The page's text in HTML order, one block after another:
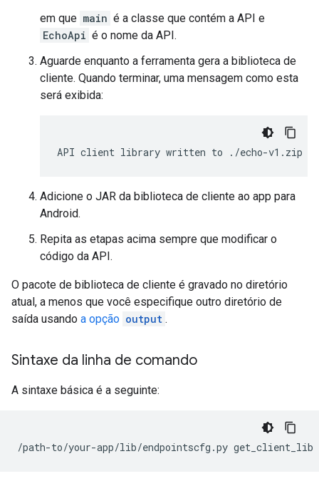
em que main é a classe que contém a API e
EchoApi é o nome da API.
Aguarde enquanto a ferramenta gera a biblioteca de
cliente. Quando terminar, uma mensagem como esta
será exibida:
API client library written to ./echo-v1 . zip
Adicione o JAR da biblioteca de cliente ao app para
Android.
Repita as etapas acima sempre que modificar o
código da API.
O pacote de biblioteca de cliente é gravado no diretório
atual, a menos que você especifique outro diretório de
saída usando a opção output .
Sintaxe da linha de comando
A sintaxe básica é a seguinte:
/path-to/your-app/lib/endpointscfg.py get_client_lib